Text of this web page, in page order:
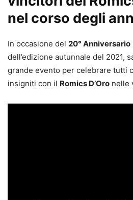
nel corso degli
In occasione del 20° Anniversario
dell’edizione autunnale del 2021,
grande evento per celebrare tutti
insigniti con il Romics D’Oro nelle